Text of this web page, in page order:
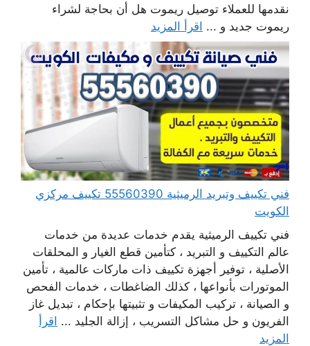
نقدمها للعملاء توصيل ريموت هل أن بحاجة لشراء
ريموت جديد و ... اقرأ المزيد
فني تكييف وتبريد الرميثية 55560390 تكييف مركزي
الكويت
فني تكييف الرميثية يقدم خدمات عديدة من خدمات
عالم التكييف و التبريد ، كتأمين قطع الغيار و المحلقات
الأصلية ، توفير أجهزة تكييف ذات ماركات عالمية ، تأمين
الموتورات بأنواعها ، كذلك الضاغطات ، خدمات الفحص
و الصيانة ، تركيب المكيفات و تثبيتها بإحكام ، تبديل غاز
الفريون و حل مشاكل التسريب ، إزالة الجليد ... اقرأ
المزيد